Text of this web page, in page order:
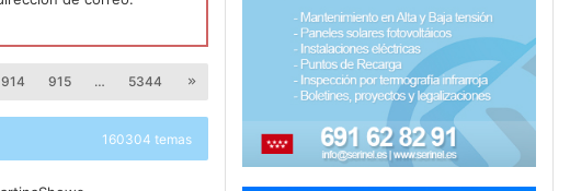
914 915 … 5344
160304 temas